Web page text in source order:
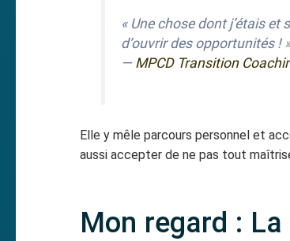
« Une chose dont j’étais et
d’ouvrir des opportunités ! »
— MPCD Transition
Elle y mêle parcours personnel et
aussi accepter de ne pas tout
Mon regard :